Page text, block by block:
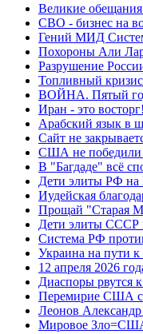
Великие
СВО - бизнес на
Гений МИД
Похороны Али
Разрушение
Топливный
ВОЙНА. Пятый
Иран - это восторг!
Арабский язык в
Сайт не
США не победили
В "Багдаде" всё
Дети элиты РФ
Иудейская
Прощай "Старая
Дети элиты
Система РФ
Украина на пути к
12 апреля 2026
Диаспоры рвутся
Перемирие США
Леонов Александр
Мировое